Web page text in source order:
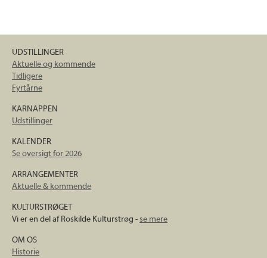
UDSTILLINGER
Aktuelle og kommende
Tidligere
Fyrtårne
KARNAPPEN
Udstillinger
KALENDER
Se oversigt for 2026
ARRANGEMENTER
Aktuelle & kommende
KULTURSTRØGET
Vi er en del af Roskilde Kulturstrøg -se mere
OM OS
Historie